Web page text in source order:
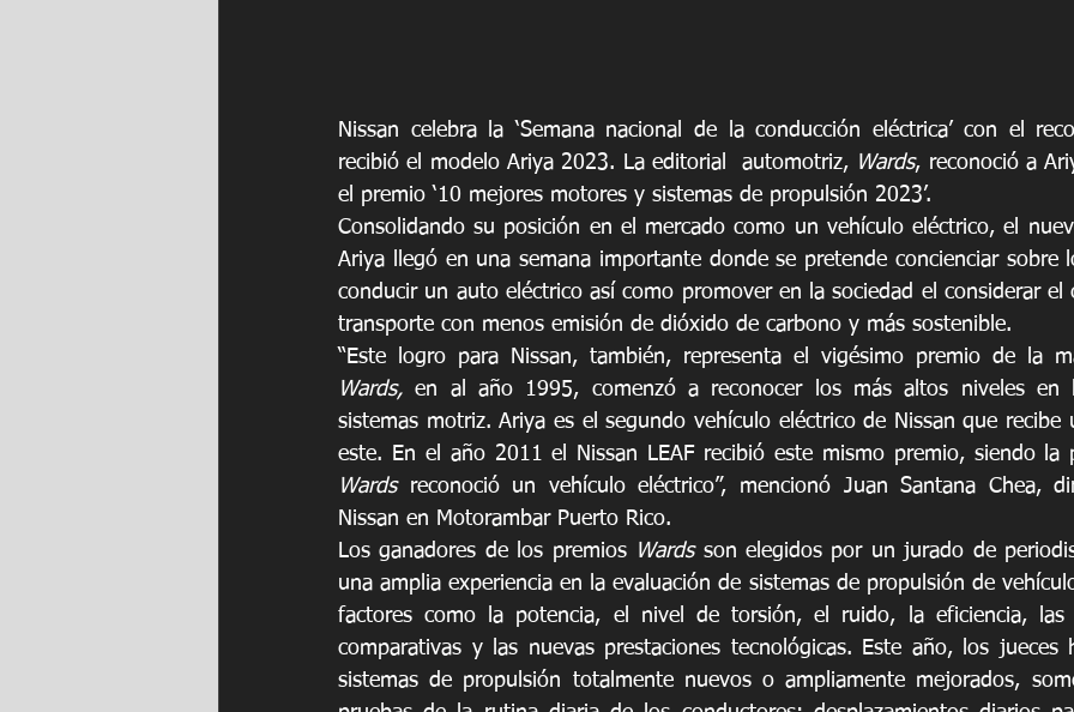
Nissan celebra la ‘Semana nacional de la conducción eléctrica’ con el
recibió el modelo Ariya 2023. La editorial  automotriz,
Wards, reconoció a
el premio ‘10 mejores motores y sistemas de propulsión 2023’.
Consolidando su posición en el mercado como un vehículo eléctrico, el
Ariya llegó en una semana importante donde se pretende concienciar sobre
conducir un auto eléctrico así como promover en la sociedad el considerar el
transporte con menos emisión de dióxido de carbono y más sostenible.
Wards, en al año 1995,
comenzó a reconocer los más altos niveles en
sistemas motriz. Ariya es el segundo vehículo eléctrico de Nissan que recibe
Wards reconoció un vehículo eléctrico”, mencionó Juan Santana Chea,
Nissan en Motorambar Puerto Rico.
Los ganadores de los premios
Wards son elegidos por un jurado de
una amplia experiencia en la evaluación de sistemas de propulsión de
factores como la potencia, el nivel de torsión, el ruido, la eficiencia, las
comparativas y las nuevas prestaciones tecnológicas. Este año, los jueces
sistemas de propulsión totalmente nuevos o ampliamente mejorados,